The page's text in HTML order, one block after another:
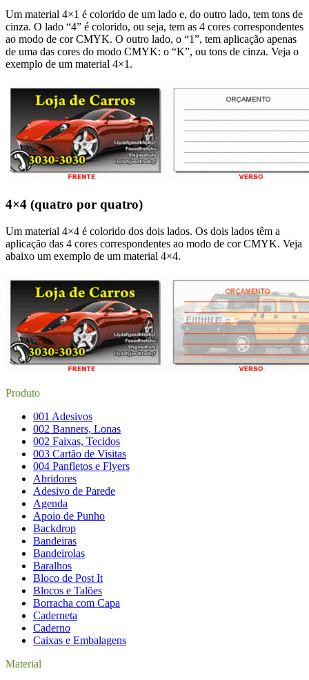
Um material 4×1 é colorido de um lado e, do outro lado, tem tons de
cinza. O lado “4” é colorido, ou seja, tem as 4 cores correspondentes
ao modo de cor CMYK. O outro lado, o “1”, tem aplicação apenas
de uma das cores do modo CMYK: o “K”, ou tons de cinza. Veja o
exemplo de um material 4×1.
4×4 (quatro por quatro)
Um material 4×4 é colorido dos dois lados. Os dois lados têm a
aplicação das 4 cores correspondentes ao modo de cor CMYK. Veja
abaixo um exemplo de um material 4×4.
Produto
001 Adesivos
002 Banners, Lonas
002 Faixas, Tecidos
003 Cartão de Visitas
004 Panfletos e Flyers
Abridores
Adesivo de Parede
Agenda
Apoio de Punho
Backdrop
Bandeiras
Bandeirolas
Baralhos
Bloco de Post It
Blocos e Talões
Borracha com Capa
Caderneta
Caderno
Caixas e Embalagens
Material